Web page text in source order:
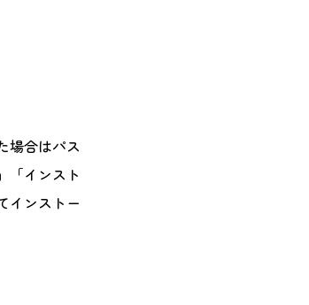
場合はパス
「インスト
インストー